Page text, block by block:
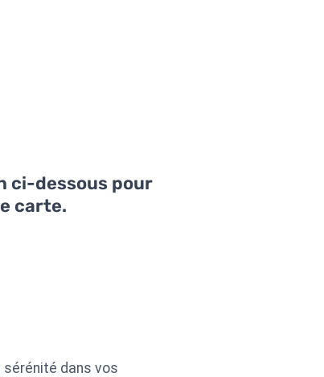
ci-dessous pour
carte.
dans vos